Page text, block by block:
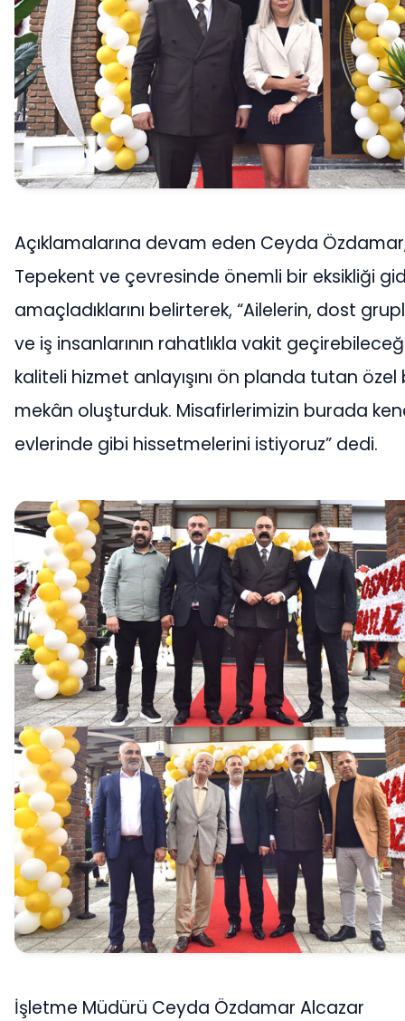
Açıklamalarına devam eden Ceyda
Tepekent ve çevresinde önemli bir eksikliği
amaçladıklarını belirterek, “Ailelerin, dost
ve iş insanlarının rahatlıkla vakit
kaliteli hizmet anlayışını ön planda tutan özel
mekân oluşturduk. Misafirlerimizin burada
evlerinde gibi hissetmelerini istiyoruz” dedi.
İşletme Müdürü Ceyda Özdamar Alcazar